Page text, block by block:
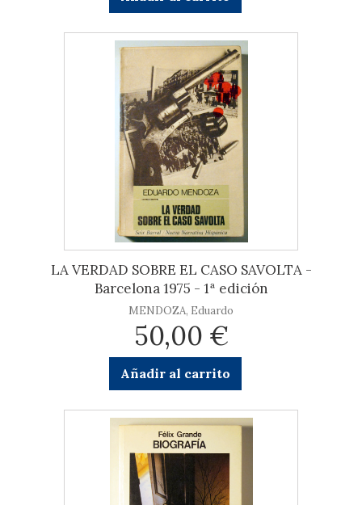
LA VERDAD SOBRE EL CASO SAVOLTA -
Barcelona 1975 - 1ª edición
MENDOZA, Eduardo
50,00 €
Añadir al carrito